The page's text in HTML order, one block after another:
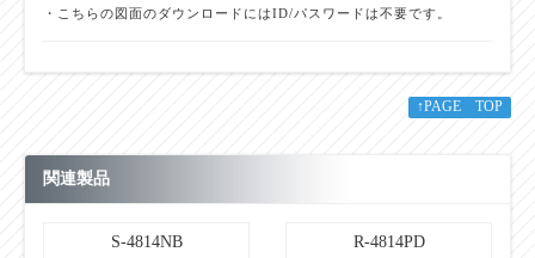
・こちらの図面のダウンロードにはID/パスワードは不要です。
↑PAGE TOP
関連製品
S-4814NB R-4814PD